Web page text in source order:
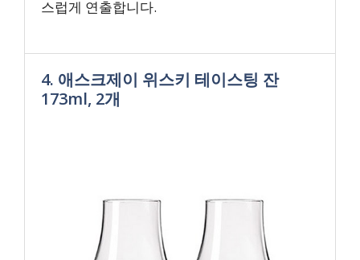
스럽게 연출합니다.
4. 애스크제이 위스키 테이스팅 잔
173ml, 2개